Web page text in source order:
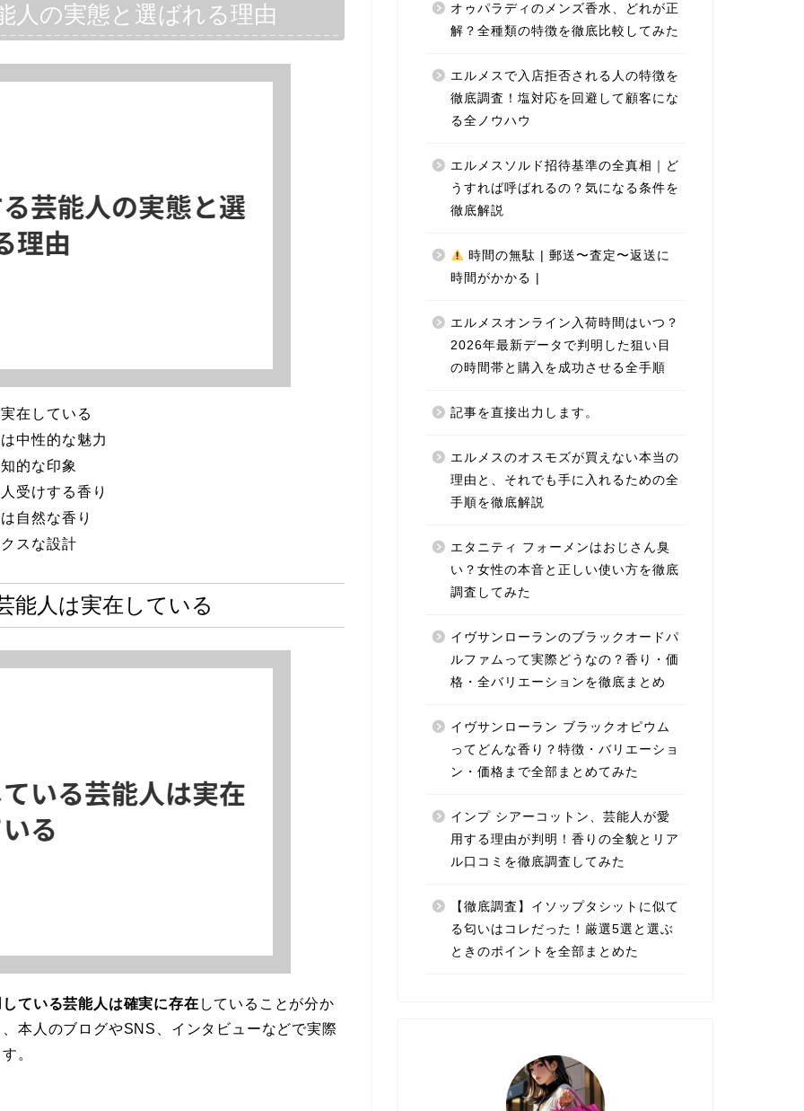
人の実態と選ばれる理由
在している
中性的な魅力
的な印象
受けする香り
自然な香り
スな設計
能人は実在している
ている芸能人は確実に存在 していることが分か
本人のブログやSNS、インタビューなどで実際
。
オゥパラディのメンズ香水、どれが正
解？全種類の特徴を徹底比較してみた
エルメスで入店拒否される人の特徴を
徹底調査！塩対応を回避して顧客にな
る全ノウハウ
エルメスソルド招待基準の全真相｜ど
うすれば呼ばれるの？気になる条件を
徹底解説
時間の無駄 | 郵送〜査定〜返送に
時間がかかる |
エルメスオンライン入荷時間はいつ？
2026年最新データで判明した狙い目
の時間帯と購入を成功させる全手順
記事を直接出力します。
エルメスのオスモズが買えない本当の
理由と、それでも手に入れるための全
手順を徹底解説
エタニティ フォーメンはおじさん臭
い？女性の本音と正しい使い方を徹底
調査してみた
イヴサンローランのブラックオードパ
ルファムって実際どうなの？香り・価
格・全バリエーションを徹底まとめ
イヴサンローラン ブラックオピウム
ってどんな香り？特徴・バリエーショ
ン・価格まで全部まとめてみた
インプ シアーコットン、芸能人が愛
用する理由が判明！香りの全貌とリア
ル口コミを徹底調査してみた
【徹底調査】イソップタシットに似て
る匂いはコレだった！厳選5選と選ぶ
ときのポイントを全部まとめた